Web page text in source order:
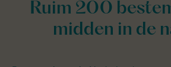
Ruim 200
midden in de